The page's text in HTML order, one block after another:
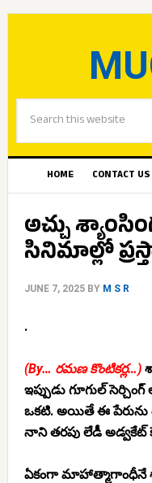
HOME CONTACT US
అచ్చు
సినిమాల్లో
JUNE 7, 2025BY M S R
.
(By… రమణ కొంటికర్ల…)
ఇప్పుడు గూగుల్
ఒకటి. అయితే ఈ
నాని తరపు లేడీ
ఏకంగా మాహాత్మాగాంధీనే